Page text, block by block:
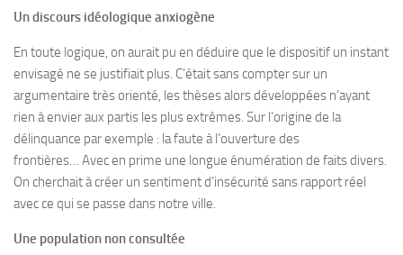
Un discours idéologique anxiogène
En toute logique, on aurait pu en déduire que le dispositif un instant
envisagé ne se justifiait plus. C’était sans compter sur un
argumentaire très orienté, les thèses alors développées n’ayant
rien à envier aux partis les plus extrêmes. Sur l’origine de la
délinquance par exemple : la faute à l’ouverture des
frontières… Avec en prime une longue énumération de faits divers.
On cherchait à créer un sentiment d’insécurité sans rapport réel
avec ce qui se passe dans notre ville.
Une population non consultée